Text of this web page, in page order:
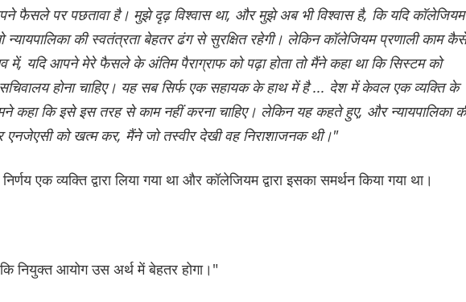
फैसले पर पछतावा है। मुझे दृढ़ विश्वास था, और मुझे अब भी विश्वास है, कि यदि कॉलेजियम
न्यायपालिका की स्वतंत्रता बेहतर ढंग से सुरक्षित रहेगी। लेकिन कॉलेजियम प्रणाली काम कैसे
में, यदि आपने मेरे फैसले के अंतिम पैराग्राफ को पढ़ा होता तो मैंने कहा था कि सिस्टम को
होना चाहिए। यह सब सिर्फ एक सहायक के हाथ में है ... देश में केवल एक व्यक्ति के
कहा कि इसे इस तरह से काम नहीं करना चाहिए। लेकिन यह कहते हुए, और न्यायपालिका
को खत्म कर, मैंने जो तस्वीर देखी वह निराशाजनक थी।"
एक व्यक्ति द्वारा लिया गया था और कॉलेजियम द्वारा इसका समर्थन किया गया था।
नियुक्त आयोग उस अर्थ में बेहतर होगा।"